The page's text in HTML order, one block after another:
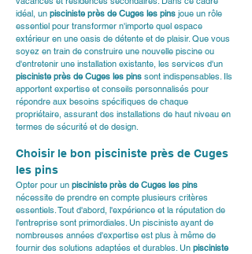
idéal, un pisciniste près de Cuges les pins joue un rôle
essentiel pour transformer n'importe quel espace
extérieur en une oasis de détente et de plaisir. Que vous
soyez en train de construire une nouvelle piscine ou
d'entretenir une installation existante, les services d'un
pisciniste près de Cuges les pins sont indispensables. Ils
apportent expertise et conseils personnalisés pour
répondre aux besoins spécifiques de chaque
propriétaire, assurant des installations de haut niveau en
termes de sécurité et de design.
Choisir le bon pisciniste près de Cuges
les pins
Opter pour un pisciniste près de Cuges les pins
nécessite de prendre en compte plusieurs critères
essentiels. Tout d'abord, l'expérience et la réputation de
l'entreprise sont primordiales. Un pisciniste ayant de
nombreuses années d'expertise est plus à même de
fournir des solutions adaptées et durables. Un pisciniste